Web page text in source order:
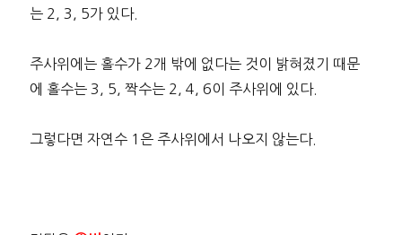
는 2, 3, 5가 있다.
주사위에는 홀수가 2개 밖에 없다는 것이 밝혀졌기 때문
에 홀수는 3, 5, 짝수는 2, 4, 6이 주사위에 있다.
그렇다면 자연수 1은 주사위에서 나오지 않는다.